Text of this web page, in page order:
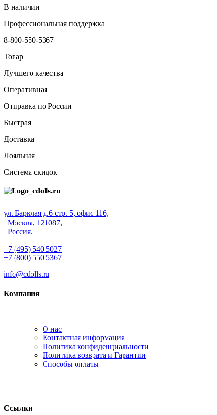
В наличии
Профессиональная поддержка
8-800-550-5367
Товар
Лучшего качества
Оперативная
Отправка по России
Быстрая
Доставка
Лояльная
Система скидок
ул. Барклая д.6 стр. 5, офис 116,
Москва, 121087,
Россия.
+7 (495) 540 5027
+7 (800) 550 5367
info@cdolls.ru
Компания
О нас
Контактная информация
Политика конфиденциальности
Политика возврата и Гарантии
Способы оплаты
Ссылки